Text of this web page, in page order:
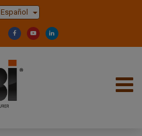
Español